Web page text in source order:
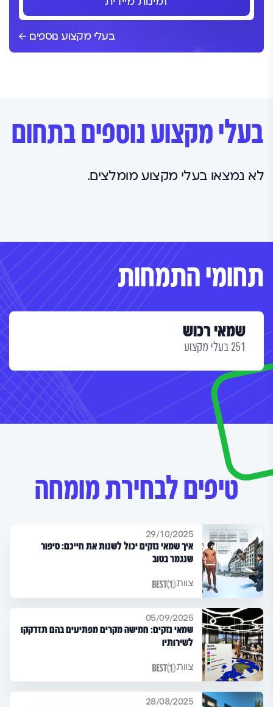
בעלי מקצוע נוספים
בעלי מקצוע נוספים בתחום
לא נמצאו בעלי מקצוע מומלצים.
תחומי התמחות
שמאי רכוש
251 בעלי מקצוע
טיפים לבחירת מומחה
29/10/2025
איך שמאי נזקים יכול לשנות את חייכם: סיפור
שנגמר בטוב
צוות
05/09/2025
שמאי נזקים: חמישה מקרים מפתיעים בהם תזדקקו
לשירותיו
צוות
28/08/2025